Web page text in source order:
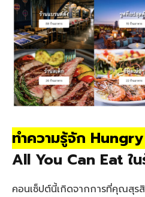
ทำความรู้จัก
All You Can Eat ใ
คอนเซ็ปต์นี้เกิดจากการที่คุณสุร